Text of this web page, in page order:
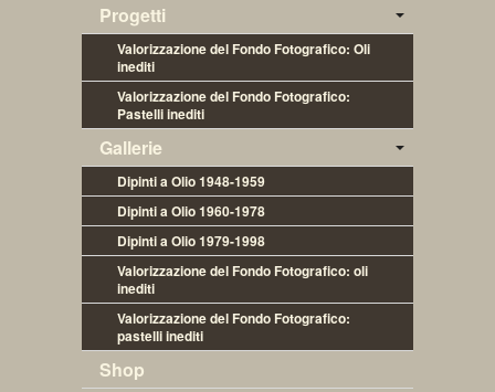
Progetti
Valorizzazione del Fondo Fotografico: Oli
inediti
Valorizzazione del Fondo Fotografico:
Pastelli inediti
Gallerie
Dipinti a Olio 1948-1959
Dipinti a Olio 1960-1978
Dipinti a Olio 1979-1998
Valorizzazione del Fondo Fotografico: oli
inediti
Valorizzazione del Fondo Fotografico:
pastelli inediti
Shop